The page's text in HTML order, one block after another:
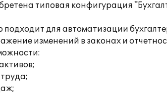
типовая конфигурация
для автоматизации
изменений в законах и